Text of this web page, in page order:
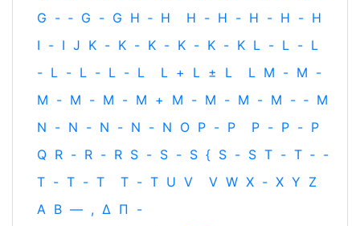
G - ‐ G - G H ‐ H H - H - H - H - H
I - I J K - K - K - K - K - K L - L - L
- L - L - L - L L + L ± L L M - M -
M - M - M - M + M - M - M - M - ‐ M
N - N - N - N - N O P - P P - P - P
Q R - R - R S - S - S { S - S T - T ‐ -
T - T - T T - T U V V W X - X Y Z
Α Β — , Δ Π -